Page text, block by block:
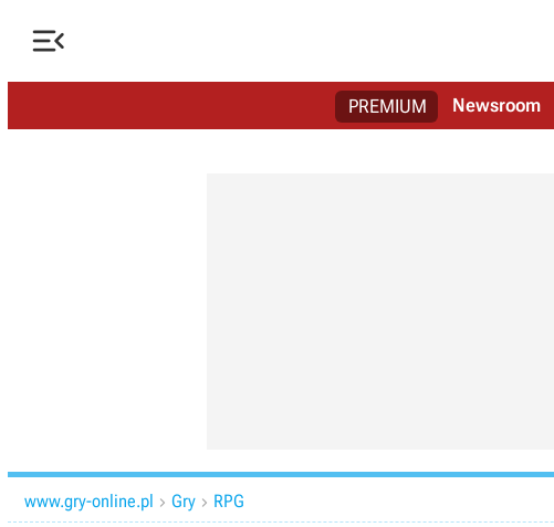

PREMIUM Newsroom
www.gry-online.pl  Gry  RPG